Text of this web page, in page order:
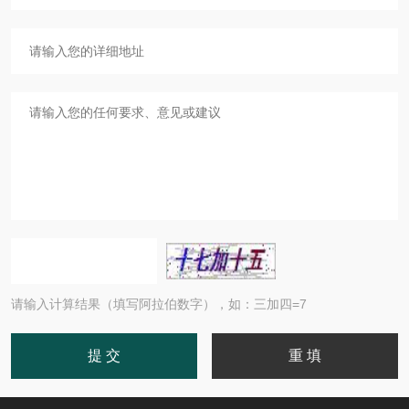
请输入计算结果（填写阿拉伯数字），如：三加四=7